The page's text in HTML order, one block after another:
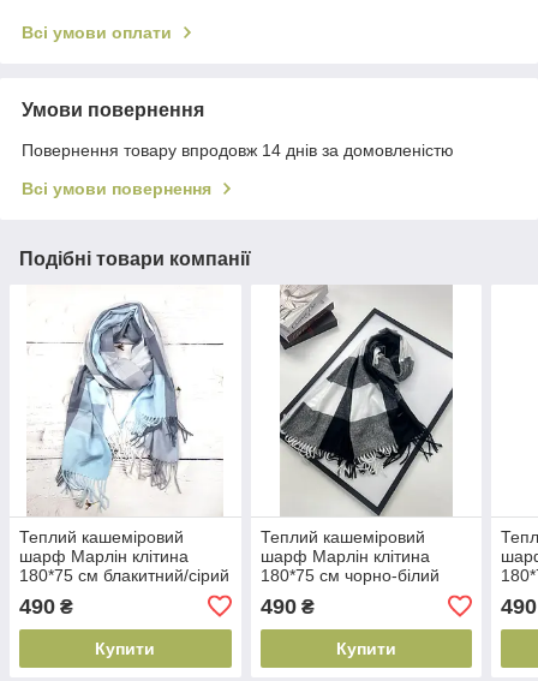
Всі умови оплати
Умови повернення
Повернення товару впродовж 14 днів за домовленістю
Всі умови повернення
Подібні товари компанії
Теплий кашеміровий
шарф Марлін клітина
180*75 см блакитний/сірий
490 ₴
Купити
Теплий кашеміровий
шарф Марлін клітина
180*75 см чорно-білий
490₴
Купити
490